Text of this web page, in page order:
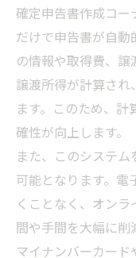
確定申告書作成コー
だけで申告書が自動
の情報や取得費、
譲渡所得が計算さ
ます。このため、
確性が向上します。
また、このシステ
可能となります。電
くことなく、オン
間や手間を大幅に削
マイナンバーカー